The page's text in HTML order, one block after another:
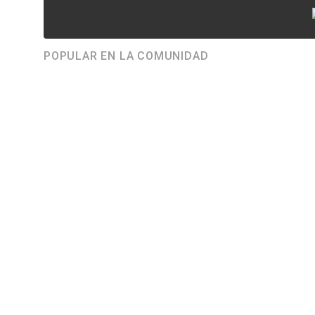
POPULAR EN LA COMUNIDAD